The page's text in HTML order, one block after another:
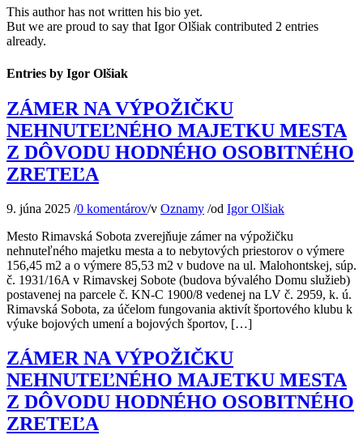
This author has not written his bio yet.
But we are proud to say thatIgor Olšiak contributed 2 entries
already.
Entries by Igor Olšiak
ZÁMER NA VÝPOŽIČKU
NEHNUTEĽNÉHO MAJETKU MESTA
Z DÔVODU HODNÉHO OSOBITNÉHO
ZRETEĽA
9. júna 2025 /0 komentárov/v Oznamy /od Igor Olšiak
Mesto Rimavská Sobota zverejňuje zámer na výpožičku
nehnuteľného majetku mesta a to nebytových priestorov o výmere
156,45 m2 a o výmere 85,53 m2 v budove na ul. Malohontskej, súp.
č. 1931/16A v Rimavskej Sobote (budova bývalého Domu služieb)
postavenej na parcele č. KN-C 1900/8 vedenej na LV č. 2959, k. ú.
Rimavská Sobota, za účelom fungovania aktivít športového klubu k
výuke bojových umení a bojových športov, […]
ZÁMER NA VÝPOŽIČKU
NEHNUTEĽNÉHO MAJETKU MESTA
Z DÔVODU HODNÉHO OSOBITNÉHO
ZRETEĽA